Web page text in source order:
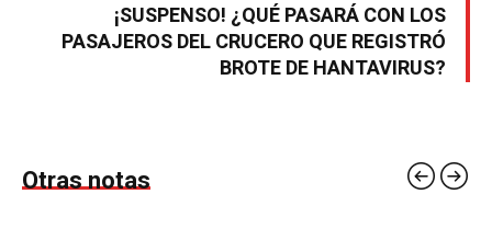
¡SUSPENSO! ¿QUÉ PASARÁ CON LOS
PASAJEROS DEL CRUCERO QUE REGISTRÓ
BROTE DE HANTAVIRUS?
Otras notas